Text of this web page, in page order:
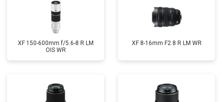
XF 150-600mm f/5.6-8 R LM
OIS WR
XF 8-16mm F2.8 R LM WR